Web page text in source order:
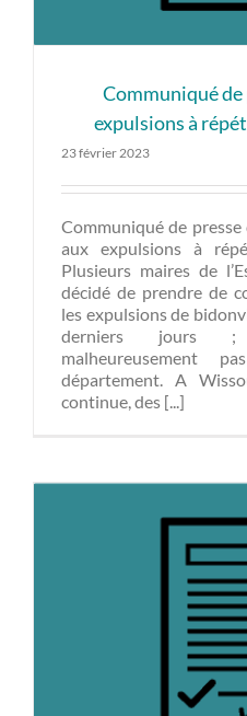
Communiqué de
expulsions à
23 février 2023
Communiqué de
aux expulsions à
Plusieurs maires de
décidé de prendre de
les expulsions de
derniers jours ;
malheureusement
département. A
continue, des [...]